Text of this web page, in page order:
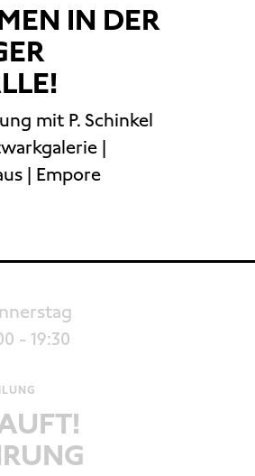
IN DER
mit P. Schinkel
|
| Empore
- 19:30